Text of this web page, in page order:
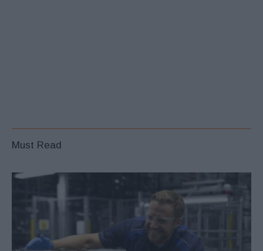
Must Read